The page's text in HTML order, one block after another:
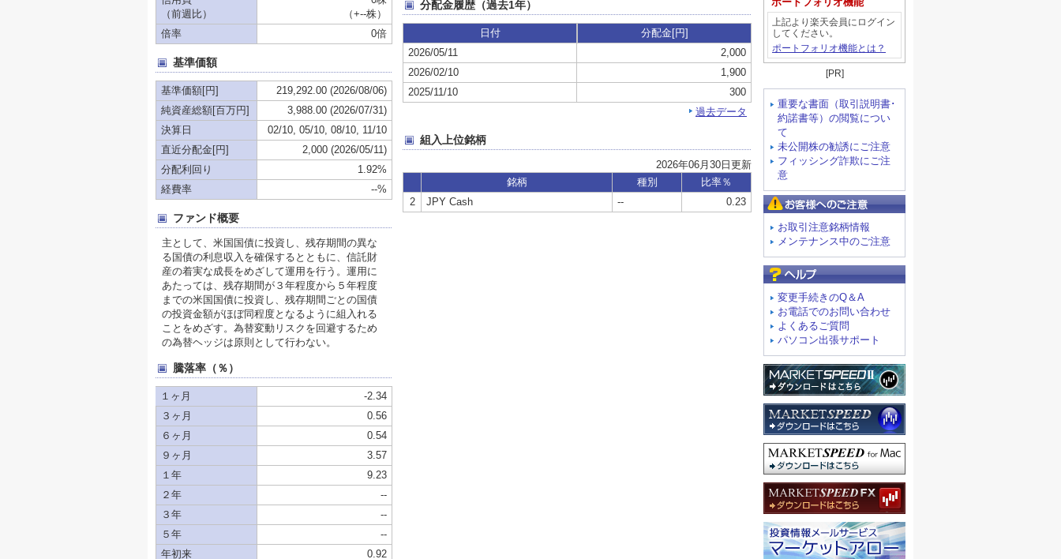
上記より楽天会員にログイン
してください。
ポートフォリオ機能とは？
[PR]
重要な書面（取引説明書･
約諾書等）の閲覧につい
て
未公開株の勧誘にご注意
フィッシング詐欺にご注
意
お取引注意銘柄情報
メンテナンス中のご注意
変更手続きのQ＆A
お電話でのお問い合わせ
よくあるご質問
パソコン出張サポート